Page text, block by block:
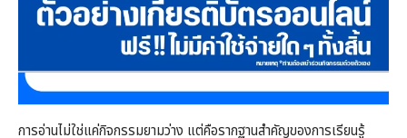
การอ่านไม่ใช่แค่กิจกรรมยามว่าง แต่คือรากฐานสำคัญของการเรียนรู้